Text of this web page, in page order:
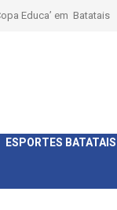
Educa’ em Batatais
ESPORTES BATATAIS